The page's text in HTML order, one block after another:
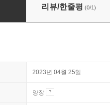
리뷰/한줄평 (0/1)
2023년 04월 25일
양장